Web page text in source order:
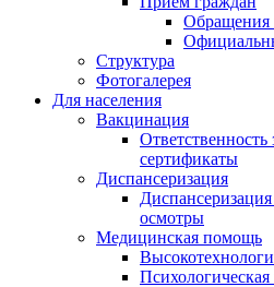
Обращения
Структура
Фотогалерея
Для населения
Вакцинация
Ответственность
сертификаты
Диспансеризация
осмотры
Медицинская помощь